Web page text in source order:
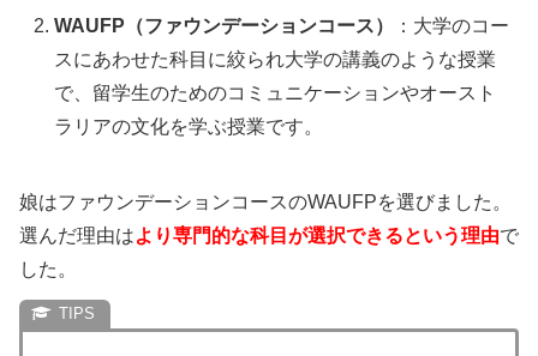
WAUFP（ファウンデーションコース）
：大学のコー
スにあわせた科目に絞られ大学の講義のような授業
で、留学生のためのコミュニケーションやオースト
ラリアの文化を学ぶ授業です。
娘はファウンデーションコースのWAUFPを選びました。
選んだ理由はより専門的な科目が選択できるという理由で
した。